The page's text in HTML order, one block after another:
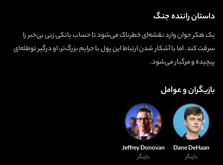
داستان راننده جنگ
یک هکر جوان وارد نقشه‌ای خطرناک می‌شود تا حساب بانکی زنی بی‌خبر را
سرقت کند. اما با آشکار شدن ارتباط این پول با جرایم بزرگ‌تر، او درگیر توطئه‌ای
پیچیده و مرگبار می‌شود.
بازیگران و عوامل
Dane DeHaan
بازیگر
Jeffrey Donovan
بازیگر